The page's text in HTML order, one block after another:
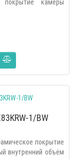
покрытие камеры
1/BW
покрытие
внутренний объём